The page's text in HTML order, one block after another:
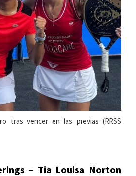
tras vencer en las previas (RRSS
– Tia Louisa Norton